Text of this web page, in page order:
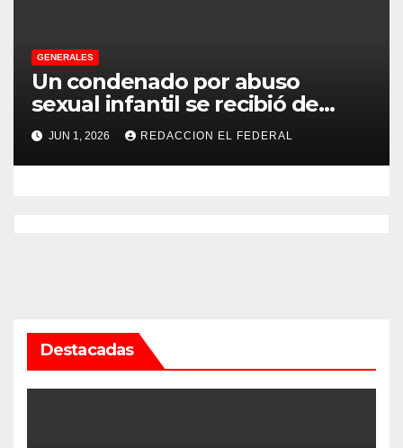
GENERALES
Un condenado por abuso
sexual infantil se recibió de
psicopedagogo dentro del
Servicio Penitenciario de La
Rioja
JUN 1, 2026 REDACCION EL FEDERAL
Destacadas